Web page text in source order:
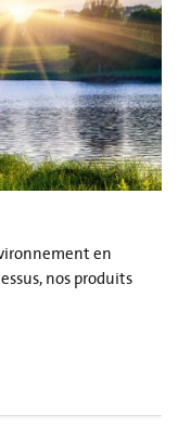
de Corning
en
nos produits